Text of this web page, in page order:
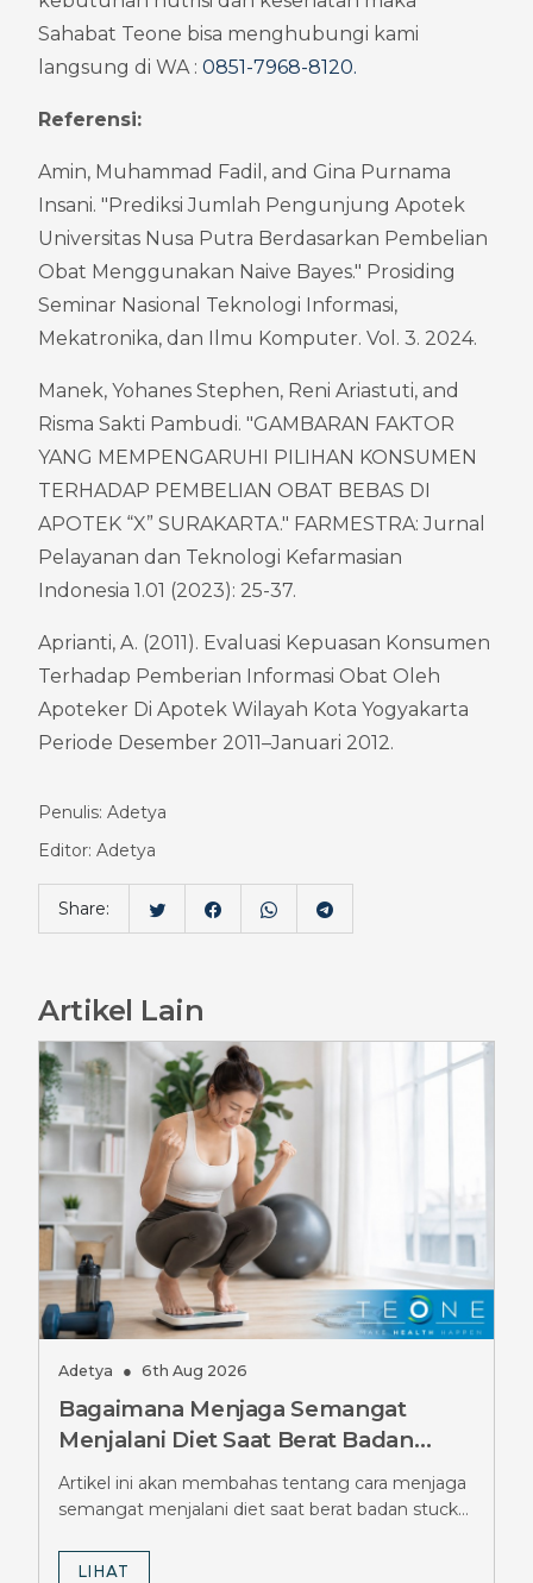
Sahabat Teone bisa menghubungi kami
langsung di WA : 0851-7968-8120.
Referensi:
Amin, Muhammad Fadil, and Gina Purnama
Insani. "Prediksi Jumlah Pengunjung Apotek
Universitas Nusa Putra Berdasarkan Pembelian
Obat Menggunakan Naive Bayes." Prosiding
Seminar Nasional Teknologi Informasi,
Mekatronika, dan Ilmu Komputer. Vol. 3. 2024.
Manek, Yohanes Stephen, Reni Ariastuti, and
Risma Sakti Pambudi. "GAMBARAN FAKTOR
YANG MEMPENGARUHI PILIHAN KONSUMEN
TERHADAP PEMBELIAN OBAT BEBAS DI
APOTEK “X” SURAKARTA." FARMESTRA: Jurnal
Pelayanan dan Teknologi Kefarmasian
Indonesia 1.01 (2023): 25-37.
Aprianti, A. (2011). Evaluasi Kepuasan Konsumen
Terhadap Pemberian Informasi Obat Oleh
Apoteker Di Apotek Wilayah Kota Yogyakarta
Periode Desember 2011–Januari 2012.
Penulis: Adetya
Editor: Adetya
Share:
Artikel Lain
Adetya ● 6th Aug 2026
Bagaimana Menjaga Semangat
Menjalani Diet Saat Berat Badan
Stuck Berbulan-bulan, Simak Tipsnya
Artikel ini akan membahas tentang cara menjaga
semangat menjalani diet saat berat badan stuck
LIHAT